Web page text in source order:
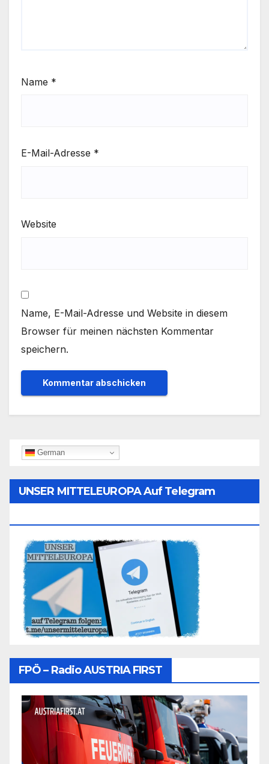
Name *
E-Mail-Adresse *
Website
Name, E-Mail-Adresse und Website in diesem
Browser für meinen nächsten Kommentar
speichern.
German
UNSER MITTELEUROPA Auf Telegram
FPÖ – Radio AUSTRIA FIRST